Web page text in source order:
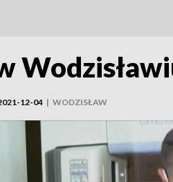
12-04 | WODZISŁAW